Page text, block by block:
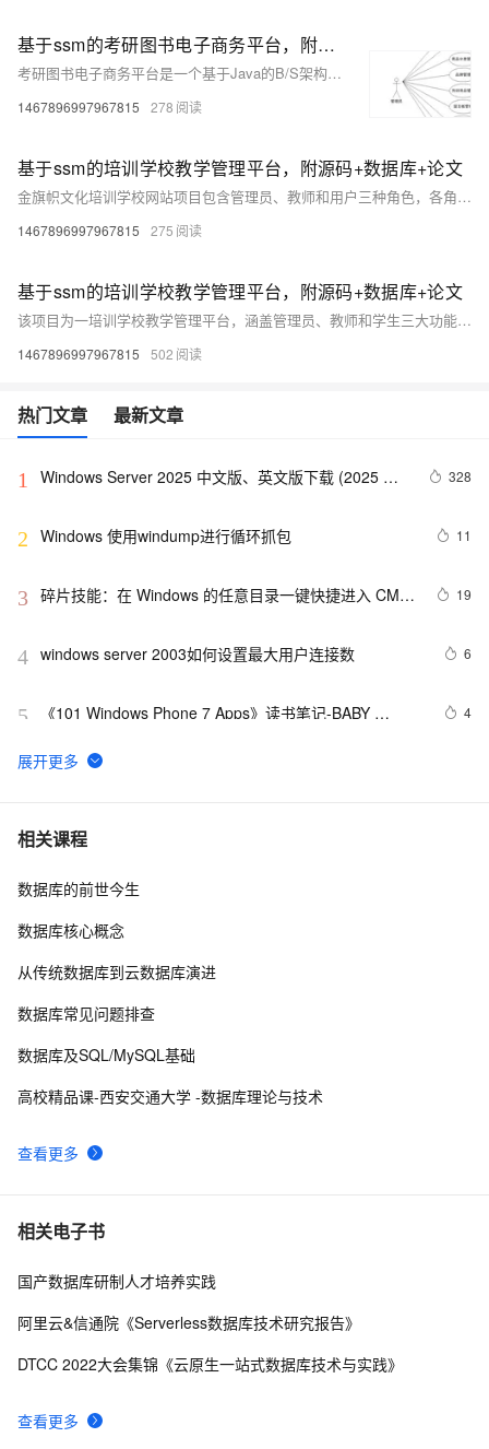
基于ssm的考研图书电子商务平台，附源码+数据库+论文
考研图书电子商务平台是一个基于Java的B/S架构系统，适用于Windows环境。该平台设有管理员和用户权限，管理员可管理商品、用户、留言板及订单，用户可管理收货地址、订单、收藏及购买商品。技术框架包括前端Vue+HTML+JavaScript+CSS+LayUI，后端SSM，数据库为MySQL。项目包含17个数据库表，支持Maven构建。提供演示视频和详细文档，支持免费远程调试安装，确保顺利运行。
1467896997967815 278
基于ssm的培训学校教学管理平台，附源码+数据库+论文
金旗帜文化培训学校网站项目包含管理员、教师和用户三种角色，各角色功能通过用例图展示。技术框架采用Java语言，B/S架构，前端为Vue+HTML+CSS+LayUI，后端为SSM，数据库为MySQL，运行环境为JDK8+Tomcat8.5。项目含12张数据库表，非前后端分离，支持演示视频与截图查看。购买后提供免费安装调试服务，确保顺利运行。
1467896997967815 275
基于ssm的培训学校教学管理平台，附源码+数据库+论文
该项目为一培训学校教学管理平台，涵盖管理员、教师和学生三大功能模块。管理员可进行系统全面管理，包括学生、教师、课程等信息的增删改查；教师能管理个人中心、课程及选课信息；学生则可管理个人中心及选课信息。技术框架采用Java编程语言，基于B/S架构，前端使用Vue+HTML+JavaScript+CSS+LayUI，后端采用SSM框架，数据库为MySQL。项目运行环境为JDK8+MySQL5.7+Tomcat8.5，支持远程调试安装。演示视频与详细文档截图均提供下载链接。
1467896997967815 502
热门文章 最新文章
1
Windows Server 2025 中文版、英文版下载 (2025 年
328
2 Windows 使用windump进行循环抓包 11
3 碎片技能：在 Windows 的任意目录一键快捷进入 CMD
19
4 windows server 2003如何设置最大用户连接数 6
5
《101 Windows Phone 7 Apps》读书笔记-BABY
4
6 新版Maps for Windows 10可更轻松驾驭复杂路径
7 音视频windows安装ffmpeg6.0并使用vs调试源码笔记
8 Web性能优化工具WebPageTest（三）——本地部署
Contract
10Links/tutorials on writing windows (stack based) exploits
相关课程
查看更多
数据库的前世今生
数据库核心概念
从传统数据库到云数据库演进
数据库常见问题排查
数据库及SQL/MySQL基础
高校精品课-西安交通大学 -数据库理论与技术
相关电子书
查看更多
国产数据库研制人才培养实践
阿里云&信通院《Serverless数据库技术研究报告》
DTCC 2022大会集锦《云原生一站式数据库技术与实践》